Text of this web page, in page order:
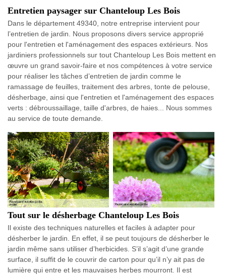
Entretien paysager sur Chanteloup Les Bois
Dans le département 49340, notre entreprise intervient pour
l’entretien de jardin. Nous proposons divers service approprié
pour l'entretien et l'aménagement des espaces extérieurs. Nos
jardiniers professionnels sur tout Chanteloup Les Bois mettent en
œuvre un grand savoir-faire et nos compétences à votre service
pour réaliser les tâches d’entretien de jardin comme le
ramassage de feuilles, traitement des arbres, tonte de pelouse,
désherbage, ainsi que l'entretien et l'aménagement des espaces
verts : débroussaillage, taille d'arbres, de haies... Nous sommes
au service de toute demande.
Tout sur le désherbage Chanteloup Les Bois
Il existe des techniques naturelles et faciles à adapter pour
désherber le jardin. En effet, il se peut toujours de désherber le
jardin même sans utiliser d’herbicides. S’il s’agit d’une grande
surface, il suffit de le couvrir de carton pour qu’il n’y ait pas de
lumière qui entre et les mauvaises herbes mourront. Il est